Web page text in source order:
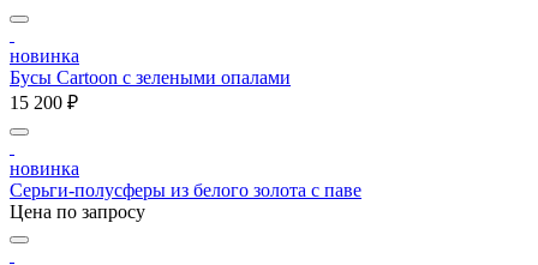
новинка
Бусы Cartoon с зелеными опалами
15 200 ₽
новинка
Серьги-полусферы из белого золота с паве
Цена по запросу